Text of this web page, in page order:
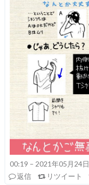
00:19 – 2021年05月24日
返信
リツイート